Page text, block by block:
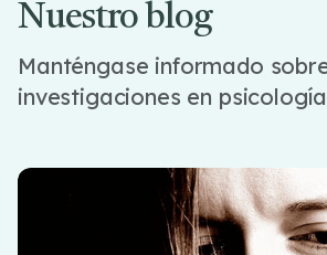
Nuestro blog
Manténgase informado
investigaciones en